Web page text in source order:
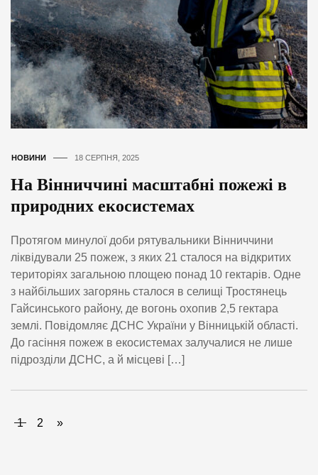
НОВИНИ 18 СЕРПНЯ, 2025
На Вінниччині масштабні пожежі в
природних екосистемах
Протягом минулої доби рятувальники Вінниччини
ліквідували 25 пожеж, з яких 21 сталося на відкритих
територіях загальною площею понад 10 гектарів. Одне
з найбільших загорянь сталося в селищі Тростянець
Гайсинського району, де вогонь охопив 2,5 гектара
землі. Повідомляє ДСНС України у Вінницькій області.
До гасіння пожеж в екосистемах залучалися не лише
підрозділи ДСНС, а й місцеві […]
1 2 »